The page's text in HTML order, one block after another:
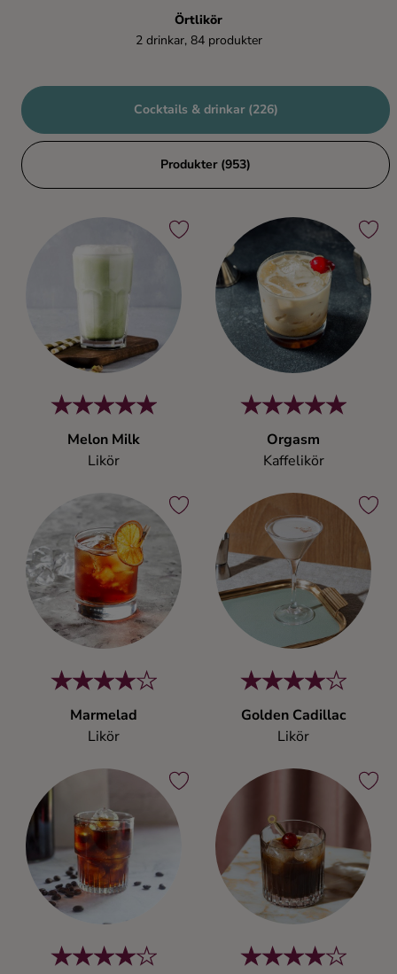
Örtlikör
2 drinkar, 84 produkter
Cocktails & drinkar (226)
Produkter (953)
Melon Milk
Likör
Orgasm
Kaffelikör
Marmelad
Likör
Golden Cadillac
Likör